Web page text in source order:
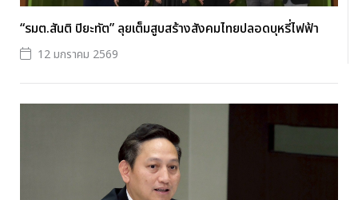
“รมต.สันติ ปิยะทัต” ลุยเต็มสูบสร้างสังคมไทยปลอดบุหรี่ไฟฟ้า
12 มกราคม 2569